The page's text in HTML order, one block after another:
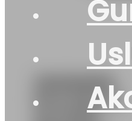
205/60R16
M+S MULTI-